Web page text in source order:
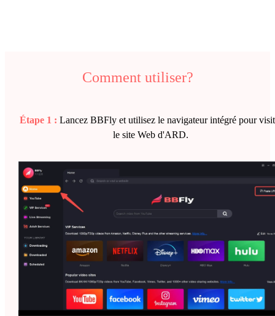
Comment utiliser?
Étape 1 : Lancez BBFly et utilisez le navigateur intégré pour
le site Web d'ARD.